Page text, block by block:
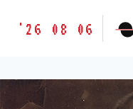
胶
味
道
'26 08 06